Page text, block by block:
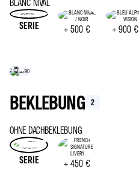
BLANC NIVAL
SERIE
+ 500 € + 900 €
BEKLEBUNG 2
OHNE DACHBEKLEBUNG
SERIE + 450 €